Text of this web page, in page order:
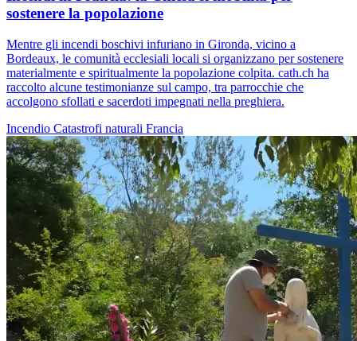
sostenere la popolazione
Mentre gli incendi boschivi infuriano in Gironda, vicino a
Bordeaux, le comunità ecclesiali locali si organizzano per sostenere
materialmente e spiritualmente la popolazione colpita. cath.ch ha
raccolto alcune testimonianze sul campo, tra parrocchie che
accolgono sfollati e sacerdoti impegnati nella preghiera.
Incendio Catastrofi naturali Francia